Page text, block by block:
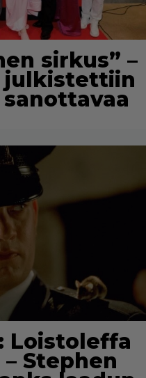
sirkus” –
julkistettiin
Loistoleffa
Stephen